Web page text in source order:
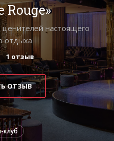
Rouge»
настоящего
отдыха
1 отзыв
ОТЗЫВ
клуб